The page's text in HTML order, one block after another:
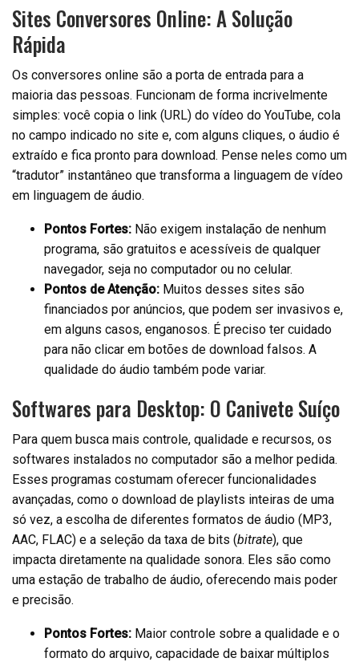
Sites Conversores Online: A Solução
Rápida
Os conversores online são a porta de entrada para a
maioria das pessoas. Funcionam de forma incrivelmente
simples: você copia o link (URL) do vídeo do YouTube, cola
no campo indicado no site e, com alguns cliques, o áudio é
extraído e fica pronto para download. Pense neles como um
“tradutor” instantâneo que transforma a linguagem de vídeo
em linguagem de áudio.
Pontos Fortes: Não exigem instalação de nenhum
programa, são gratuitos e acessíveis de qualquer
navegador, seja no computador ou no celular.
Pontos de Atenção: Muitos desses sites são
financiados por anúncios, que podem ser invasivos e,
em alguns casos, enganosos. É preciso ter cuidado
para não clicar em botões de download falsos. A
qualidade do áudio também pode variar.
Softwares para Desktop: O Canivete Suíço
Para quem busca mais controle, qualidade e recursos, os
softwares instalados no computador são a melhor pedida.
Esses programas costumam oferecer funcionalidades
avançadas, como o download de playlists inteiras de uma
só vez, a escolha de diferentes formatos de áudio (MP3,
AAC, FLAC) e a seleção da taxa de bits (bitrate), que
impacta diretamente na qualidade sonora. Eles são como
uma estação de trabalho de áudio, oferecendo mais poder
e precisão.
Pontos Fortes: Maior controle sobre a qualidade e o
formato do arquivo, capacidade de baixar múltiplos